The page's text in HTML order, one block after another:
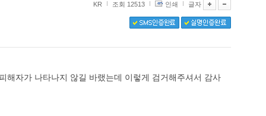
KR 조회 12513 인쇄 글자
해자가 나타나지 않길 바랬는데 이렇게 검거해주셔서 감사